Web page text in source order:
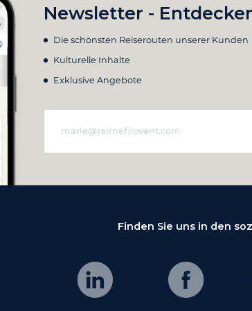
Newsletter -
Die schönsten Reiserouten unserer Kunden
Kulturelle Inhalte
Exklusive Angebote
Finden Sie uns in den